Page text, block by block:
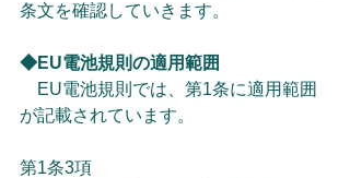
条文を確認していきます。
◆EU電池規則の適用範囲
EU電池規則では、第1条に適用範囲
が記載されています。
第1条3項